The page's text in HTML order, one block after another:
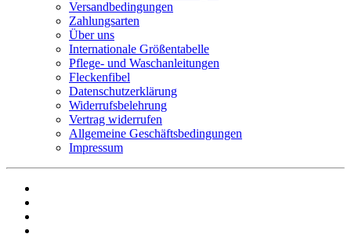
Versandbedingungen
Zahlungsarten
Über uns
Internationale Größentabelle
Pflege- und Waschanleitungen
Fleckenfibel
Datenschutzerklärung
Widerrufsbelehrung
Vertrag widerrufen
Allgemeine Geschäftsbedingungen
Impressum